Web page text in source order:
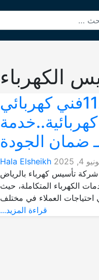
الكهرباء
تأسيس كهرباء..افضل11فني كهربائي
4, 2025
Hala Elsheikh
تأسيس كهرباء بالرياض
الكهرباء المتكاملة، حيث
احتياجات العملاء في مختلف
قراءة المزيد...